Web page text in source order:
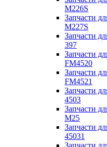
M226S
Запчасти
M227S
Запчасти
397
Запчасти
FM4520
Запчасти
FM4521
Запчасти
4503
Запчасти
M25
Запчасти
45031
Запчасти